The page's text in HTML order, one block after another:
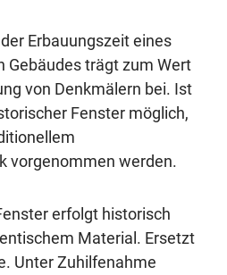
Erbauungszeit eines
Gebäudes trägt zum Wert
von Denkmälern bei. Ist
Fenster möglich,
vorgenommen werden.
erfolgt historisch
Material. Ersetzt
Unter Zuhilfenahme